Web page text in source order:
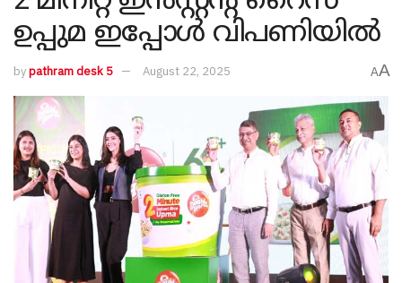
ഉപ്പുമ ഇപ്പോൾ വിപണിയിൽ
bypathram desk 5 August 22, 2025 AA